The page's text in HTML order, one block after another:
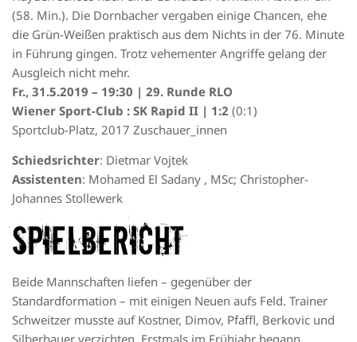
(58. Min.). Die Dornbacher vergaben einige Chancen, ehe
die Grün-Weißen praktisch aus dem Nichts in der 76. Minute
in Führung gingen. Trotz vehementer Angriffe gelang der
Ausgleich nicht mehr.
Fr., 31.5.2019 – 19:30 | 29. Runde RLO
Wiener Sport-Club : SK Rapid II | 1:2 (0:1)
Sportclub-Platz, 2017 Zuschauer_innen
Schiedsrichter: Dietmar Vojtek
Assistenten: Mohamed El Sadany , MSc; Christopher-
Johannes Stollewerk
Spielbericht
Beide Mannschaften liefen – gegenüber der
Standardformation – mit einigen Neuen aufs Feld. Trainer
Schweitzer musste auf Kostner, Dimov, Pfaffl, Berkovic und
Silberbauer verzichten. Erstmals im Frühjahr begann